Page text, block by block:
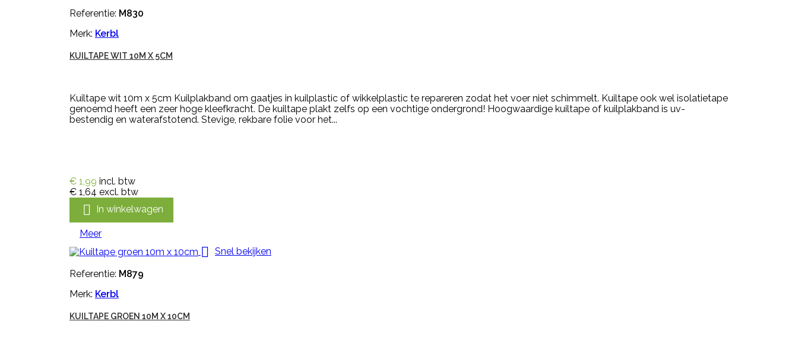
Referentie: M830
Merk: Kerbl
KUILTAPE WIT 10M X 5CM
Kuiltape wit 10m x 5cm Kuilplakband om gaatjes in kuilplastic of wikkelplastic te repareren zodat het voer niet schimmelt. Kuiltape ook wel isolatietape
genoemd heeft een zeer hoge kleefkracht. De kuiltape plakt zelfs op een vochtige ondergrond! Hoogwaardige kuiltape of kuilplakband is uv-
bestendig en waterafstotend. Stevige, rekbare folie voor het...
€ 1,99 incl. btw
€ 1,64 excl. btw
 In winkelwagen
Meer
 Snel bekijken
Referentie: M879
Merk: Kerbl
KUILTAPE GROEN 10M X 10CM